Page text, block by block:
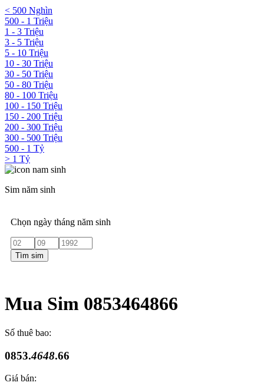
< 500 Nghìn
500 - 1 Triệu
1 - 3 Triệu
3 - 5 Triệu
5 - 10 Triệu
10 - 30 Triệu
30 - 50 Triệu
50 - 80 Triệu
80 - 100 Triệu
100 - 150 Triệu
150 - 200 Triệu
200 - 300 Triệu
300 - 500 Triệu
500 - 1 Tỷ
> 1 Tỷ
Sim năm sinh
Chọn ngày tháng năm sinh
Tìm sim
Mua Sim 0853464866
Số thuê bao:
0853.4648.66
Giá bán: